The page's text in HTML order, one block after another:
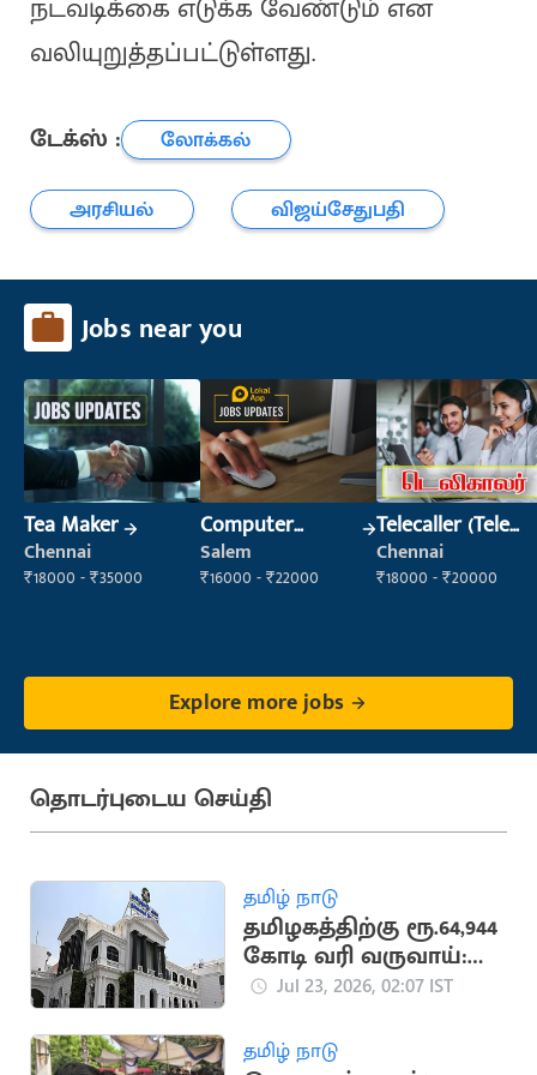
நடவடிக்கை எடுக்க வேண்டும் என
வலியுறுத்தப்பட்டுள்ளது.
டேக்ஸ் :
லோக்கல்
அரசியல்
விஜய்சேதுபதி
Jobs near you
Tea Maker
Chennai
₹18000 - ₹35000
Computer
Operator
Salem
₹16000 - ₹22000
Telecaller (Tele
Sales)
Chennai
₹18000 - ₹20000
Explore more jobs
தொடர்புடைய செய்தி
தமிழ் நாடு
தமிழகத்திற்கு ரூ.64,944
கோடி வரி வருவாய்:
மத்திய தணிக்கை
Jul 23, 2026, 02:07 IST
தமிழ் நாடு